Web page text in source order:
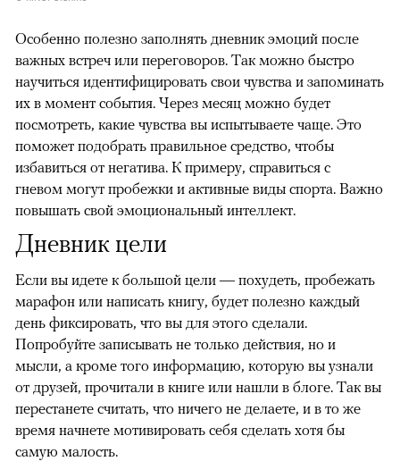
Особенно полезно заполнять дневник эмоций после
важных встреч или переговоров. Так можно быстро
научиться идентифицировать свои чувства и запоминать
их в момент события. Через месяц можно будет
посмотреть, какие чувства вы испытываете чаще. Это
поможет подобрать правильное средство, чтобы
избавиться от негатива. К примеру, справиться с
гневом могут пробежки и активные виды спорта. Важно
повышать свой эмоциональный интеллект.
Дневник цели
Если вы идете к большой цели — похудеть, пробежать
марафон или написать книгу, будет полезно каждый
день фиксировать, что вы для этого сделали.
Попробуйте записывать не только действия, но и
мысли, а кроме того информацию, которую вы узнали
от друзей, прочитали в книге или нашли в блоге. Так вы
перестанете считать, что ничего не делаете, и в то же
время начнете мотивировать себя сделать хотя бы
самую малость.